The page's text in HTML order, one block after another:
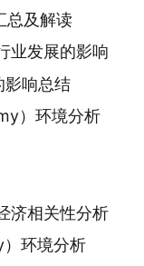
总及解读
业发展的影响
影响总结
）环境分析
济相关性分析
环境分析